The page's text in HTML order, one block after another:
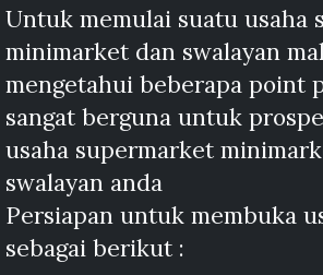
Untuk memulai suatu usaha
minimarket dan swalayan
mengetahui beberapa point
sangat berguna untuk
usaha supermarket
swalayan anda
Persiapan untuk membuka
sebagai berikut :